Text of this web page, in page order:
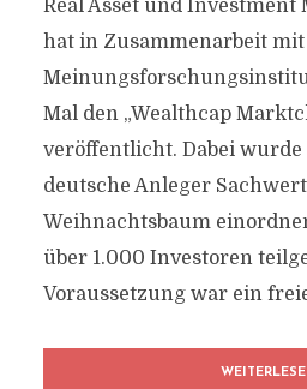
Real Asset und Investment
hat in Zusammenarbeit mit
Mal den „Wealthcap
veröffentlicht. Dabei
deutsche Anleger
Weihnachtsbaum
über 1.000 Investoren
Voraussetzung war ein